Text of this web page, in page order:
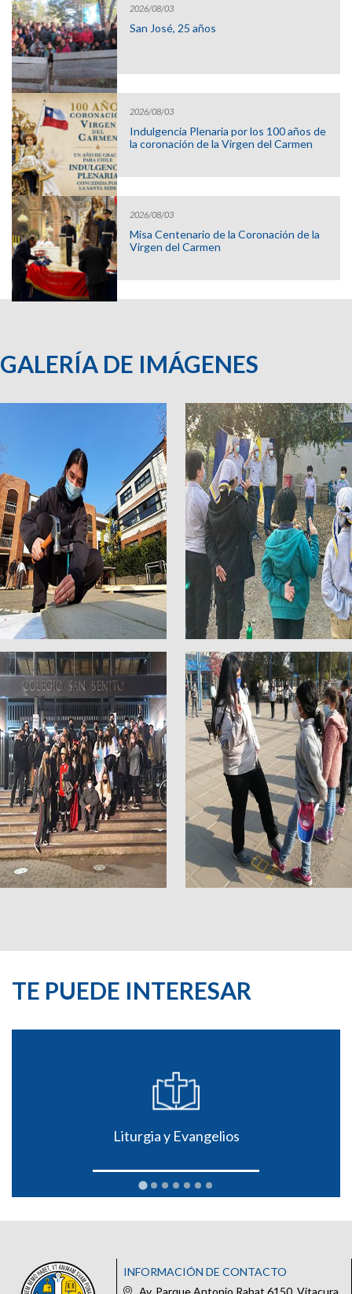
2026/08/03
San José, 25 años
2026/08/03
Indulgencia Plenaria por los 100 años de
la coronación de la Virgen del Carmen
2026/08/03
Misa Centenario de la Coronación de la
Virgen del Carmen
GALERÍA DE IMÁGENES
TE PUEDE INTERESAR
Liturgia y Evangelios
INFORMACIÓN DE CONTACTO
Av. Parque Antonio Rabat 6150, Vitacura